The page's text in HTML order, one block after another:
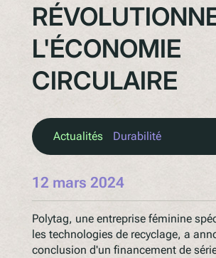
L'ÉCONOMIE
CIRCULAIRE
Actualités Durabilité
12 mars 2024
Polytag, une entreprise féminine
les technologies de recyclage, a
conclusion d'un financement de